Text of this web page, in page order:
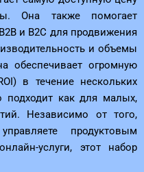
Она также помогает
и B2C для продвижения
и объемы
обеспечивает огромную
в течение нескольких
подходит как для малых,
Независимо от того,
продуктовым
услуги, этот набор